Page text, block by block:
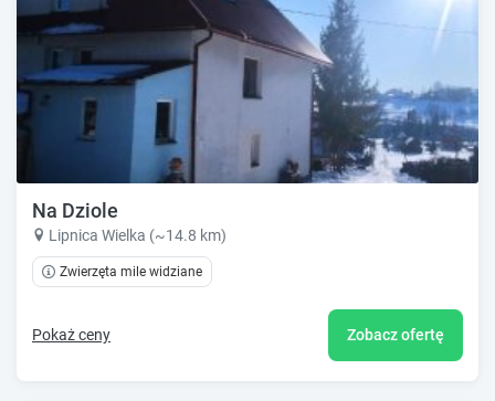
Na Dziole
Lipnica Wielka (~14.8 km)
Zwierzęta mile widziane
Pokaż ceny Zobacz ofertę